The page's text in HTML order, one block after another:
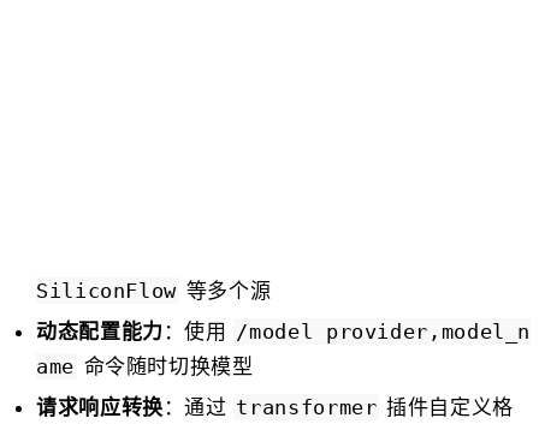
SiliconFlow 等多个源
动态配置能力 ：使用 /model provider,model_n
ame 命令随时切换模型
请求响应转换：通过 transformer 插件自定义格